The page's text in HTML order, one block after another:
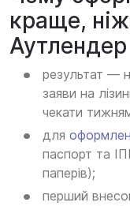
краще, ніж
результат —
заяви на
чекати
для
паспорт та
паперів);
перший